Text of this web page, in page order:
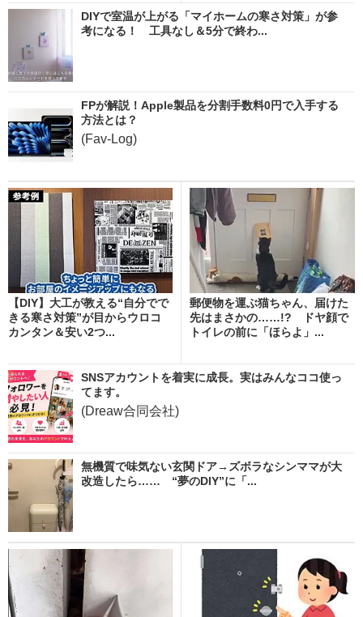
DIYで室温が上がる「マイホームの寒さ対策」が参
考になる！ 工具なし＆5分で終わ...
FPが解説！Apple製品を分割手数料0円で入手する
方法とは？
(Fav-Log)
【DIY】大工が教える“自分でで
きる寒さ対策”が目からウロコ
カンタン＆安い2つ...
郵便物を運ぶ猫ちゃん、届けた
先はまさかの……!? ドヤ顔で
トイレの前に「ほらよ」...
SNSアカウントを着実に成長。実はみんなココ使っ
てます。
(Dreaw合同会社)
無機質で味気ない玄関ドア→ズボラなシンママが大
改造したら…… “夢のDIY”に「...